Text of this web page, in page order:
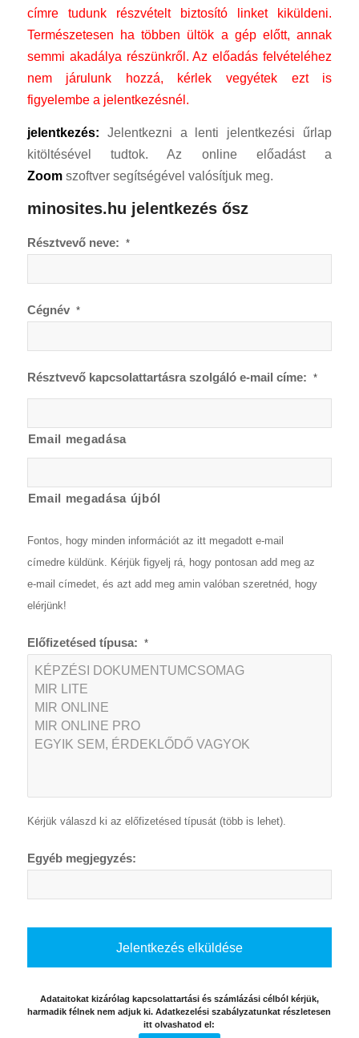
címre tudunk részvételt biztosító linket kiküldeni.
Természetesen ha többen ültök a gép előtt, annak
semmi akadálya részünkről.Az előadás felvételéhez
nem járulunk hozzá, kérlek vegyétek ezt is
figyelembe a jelentkezésnél.
jelentkezés: Jelentkezni a lenti jelentkezési űrlap
kitöltésével tudtok. Az online előadást a
Zoomszoftver segítségével valósítjuk meg.
minosites.hu jelentkezés ősz
Résztvevő neve: *
Cégnév *
Résztvevő kapcsolattartásra szolgáló e-mail címe: *
Email megadása
Email megadása újból
Fontos, hogy minden információt az itt megadott e-mail
címedre küldünk. Kérjük figyelj rá, hogy pontosan add meg az
e-mail címedet, és azt add meg amin valóban szeretnéd, hogy
elérjünk!
Előfizetésed típusa: *
Kérjük válaszd ki az előfizetésed típusát (több is lehet).
Egyéb megjegyzés:
Adataitokat kizárólag kapcsolattartási és számlázási célból kérjük,
harmadik félnek nem adjuk ki. Adatkezelési szabályzatunkat részletesen
itt olvashatod el: